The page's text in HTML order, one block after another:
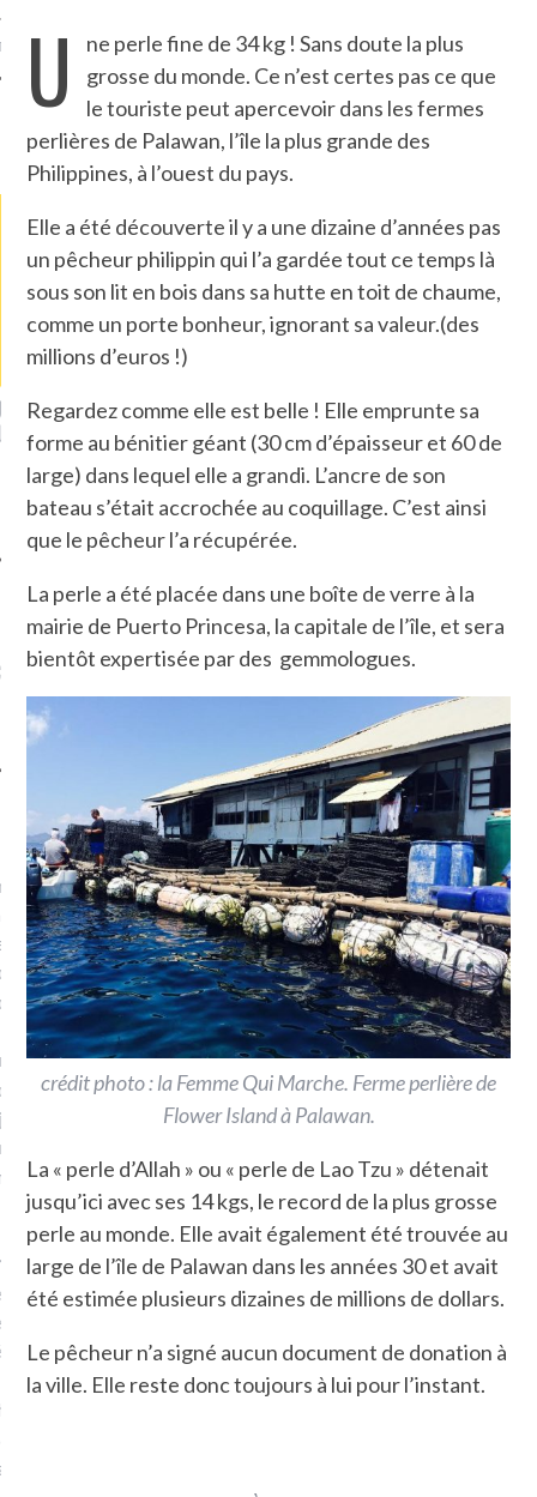
LA PHOTO
ATTACHÉS À LA
DE L’AMBASSADE
À PARIS. POURQUOI
? POUR QUI ?
UN GRONDIN FOURRÉ AUX
CHAMPIGNONS ET AUX
LARDONS DANS LA HALLE
DE DAX. ET POURQUOI PAS
?
MES DERNIERS
SUR FACEBOOK
QUI MARCHE
journaliste à France
toujours aimé marcher.
conquis mais en
Je ne suis pas une
je le garde pour ce
je sens, j’entends, je
goûte et ceux que je
! Marcheuse des villes,
des ruines et des
qui Marche: pousseuse
cochère ou pas. Mais
pas d’interdit. Vélo,
bateau…
incite à un autre regard
U
ne perle fine de 34 kg ! Sans doute la plus
grosse du monde. Ce n’est certes pas ce que
le touriste peut apercevoir dans les fermes
perlières de Palawan, l’île la plus grande des
Philippines, à l’ouest du pays.
Elle a été découverte il y a une dizaine d’années pas
un pêcheur philippin qui l’a gardée tout ce temps là
sous son lit en bois dans sa hutte en toit de chaume,
comme un porte bonheur, ignorant sa valeur.(des
millions d’euros !)
Regardez comme elle est belle ! Elle emprunte sa
forme au bénitier géant (30 cm d’épaisseur et 60 de
large) dans lequel elle a grandi. L’ancre de son
bateau s’était accrochée au coquillage. C’est ainsi
que le pêcheur l’a récupérée.
La perle a été placée dans une boîte de verre à la
mairie de Puerto Princesa, la capitale de l’île, et sera
bientôt expertisée par des gemmologues.
crédit photo : la Femme Qui Marche. Ferme perlière de
Flower Island à Palawan.
La « perle d’Allah » ou « perle de Lao Tzu » détenait
jusqu’ici avec ses 14 kgs, le record de la plus grosse
perle au monde. Elle avait également été trouvée au
large de l’île de Palawan dans les années 30 et avait
été estimée plusieurs dizaines de millions de dollars.
Le pêcheur n’a signé aucun document de donation à
la ville. Elle reste donc toujours à lui pour l’instant.